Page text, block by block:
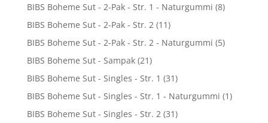
BIBS Boheme Sut - 2-Pak - Str. 1 - Naturgummi (8)
BIBS Boheme Sut - 2-Pak - Str. 2 (11)
BIBS Boheme Sut - 2-Pak - Str. 2 - Naturgummi (5)
BIBS Boheme Sut - Sampak (21)
BIBS Boheme Sut - Singles - Str. 1 (31)
BIBS Boheme Sut - Singles - Str. 1 - Naturgummi (1)
BIBS Boheme Sut - Singles - Str. 2 (31)